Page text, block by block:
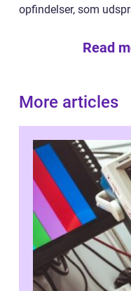
opfindelser, som
Read
More articles